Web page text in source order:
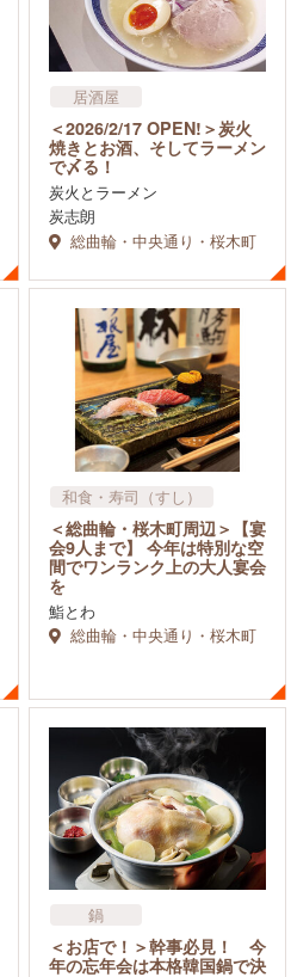
居酒屋
お好み焼き・串
ラーメン
飲食店
＜2026/2/17 OPEN!＞炭火
焼きとお酒、そしてラーメン
で〆る！
炭火とラーメン
炭志朗
総曲輪・中央通り・桜木町
和食・寿司（すし）
飲食店
＜総曲輪・桜木町周辺＞【宴
会9人まで】 今年は特別な空
間でワンランク上の大人宴会
を
鮨とわ
総曲輪・中央通り・桜木町
鍋
アジア・エスニック料理
＜お店で！＞幹事必見！ 今
年の忘年会は本格韓国鍋で決